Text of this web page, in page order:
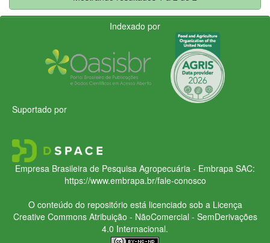
Indexado por
Suportado por
Empresa Brasileira de Pesquisa Agropecuária - Embrapa SAC:
https://www.embrapa.br/fale-conosco
O conteúdo do repositório está licenciado sob a Licença
Creative CommonsAtribuição - NãoComercial - SemDerivações
4.0 Internacional.